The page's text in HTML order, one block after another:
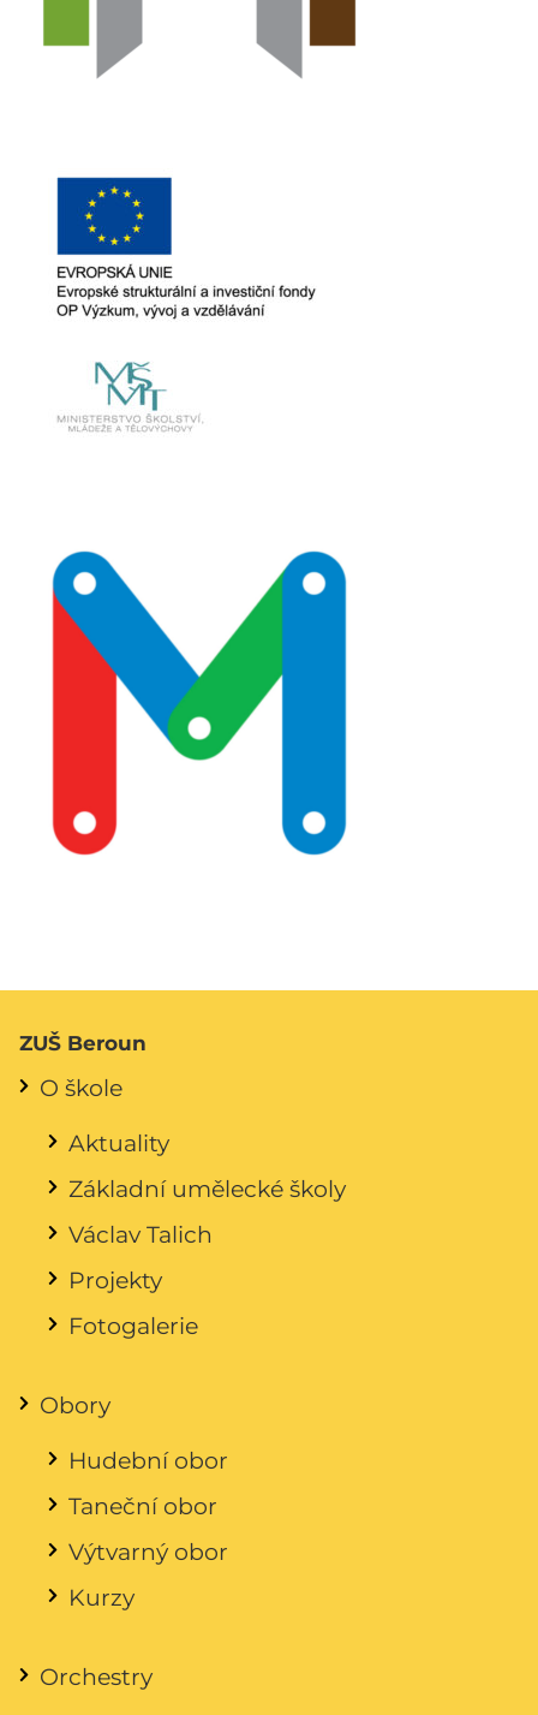
ZUŠ Beroun
O škole
Aktuality
Základní umělecké školy
Václav Talich
Projekty
Fotogalerie
Obory
Hudební obor
Taneční obor
Výtvarný obor
Kurzy
Orchestry